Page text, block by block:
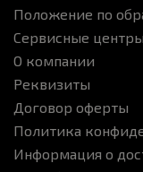
Положение по
Сервисные центры
О компании
Реквизиты
Договор оферты
Политика
Информация о